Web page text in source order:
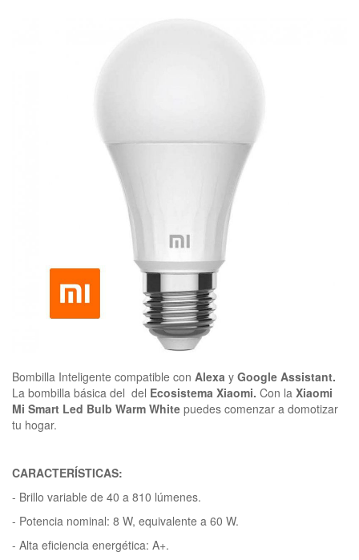
Bombilla Inteligente compatible con Alexa y Google Assistant.
La bombilla básica del del Ecosistema Xiaomi. Con la Xiaomi
Mi Smart Led Bulb Warm White puedes comenzar a domotizar
tu hogar.
CARACTERÍSTICAS:
- Brillo variable de 40 a 810 lúmenes.
- Potencia nominal: 8 W, equivalente a 60 W.
- Alta eficiencia energética: A+.